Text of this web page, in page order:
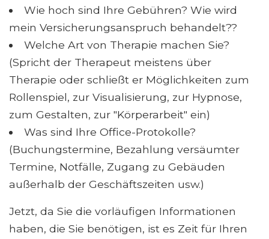
Wie hoch sind Ihre Gebühren? Wie wird
mein Versicherungsanspruch behandelt??
Welche Art von Therapie machen Sie?
(Spricht der Therapeut meistens über
Therapie oder schließt er Möglichkeiten zum
Rollenspiel, zur Visualisierung, zur Hypnose,
zum Gestalten, zur "Körperarbeit" ein)
Was sind Ihre Office-Protokolle?
(Buchungstermine, Bezahlung versäumter
Termine, Notfälle, Zugang zu Gebäuden
außerhalb der Geschäftszeiten usw.)
Jetzt, da Sie die vorläufigen Informationen
haben, die Sie benötigen, ist es Zeit für Ihren